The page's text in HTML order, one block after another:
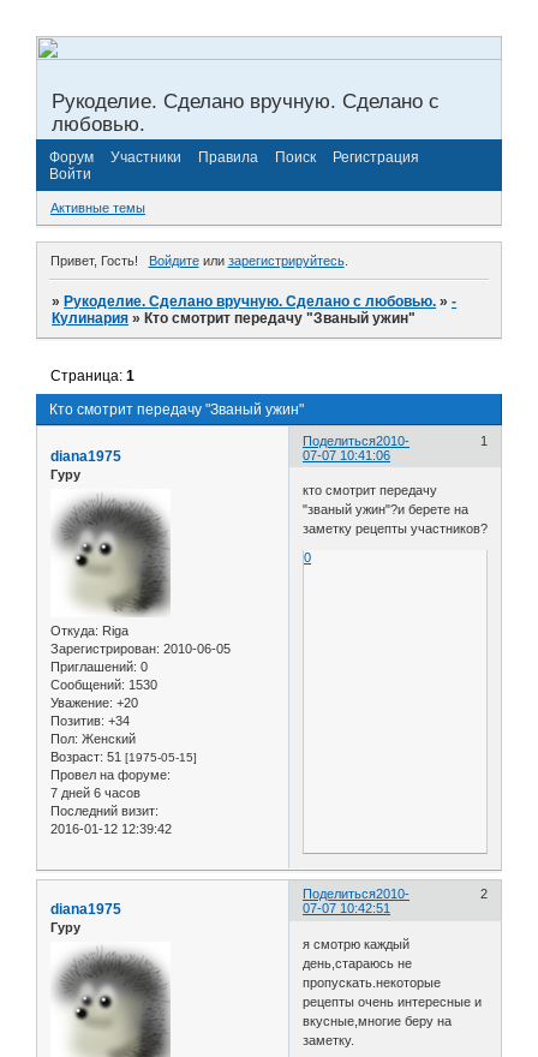
Рукоделие. Сделано вручную. Сделано с
любовью.
Форум Участники Правила Поиск
Регистрация
Войти
Активные темы
Привет, Гость! Войдитеили зарегистрируйтесь.
»Рукоделие. Сделано вручную. Сделано с любовью. »­
Кулинария »Кто смотрит передачу "Званый ужин"
Кто смотрит передачу "Званый ужин"
Страница:1
Поделиться 1
2010-
07-07 10:41:06
diana1975
Гуру
Откуда: Riga
Зарегистрирован: 2010-06-05
Приглашений: 0
Сообщений: 1530
Уважение: +20
Позитив: +34
Пол: Женский
Возраст: 51 [1975-05-15]
Провел на форуме:
7 дней 6 часов
Последний визит:
2016-01-12 12:39:42
кто смотрит передачу
"званый ужин"?и берете на
заметку рецепты участников?
0
Поделиться 2
2010-
07-07 10:42:51
diana1975
Гуру
я смотрю каждый
день,стараюсь не
пропускать.некоторые
рецепты очень интересные и
вкусные,многие беру на
заметку.